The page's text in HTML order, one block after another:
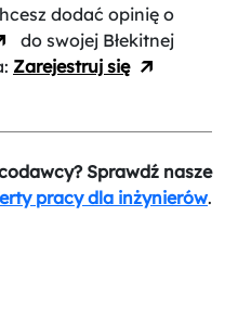
dodać opinię o
do swojej Błekitnej
Zarejestruj się
Sprawdź nasze
pracy dla inżynierów.